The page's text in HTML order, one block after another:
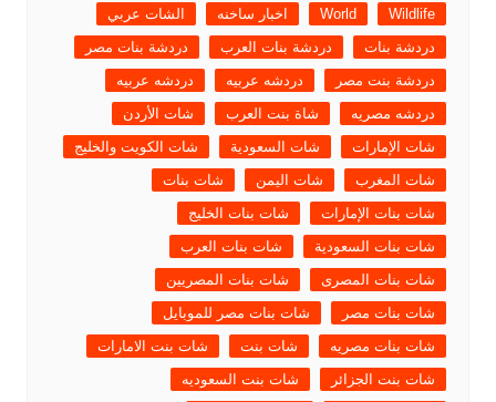
Wildlife
World اخبار ساخنه
الشات عربي
دردشة بنات
دردشة بنات العرب
دردشة بنات مصر
دردشة بنت مصر
دردشه عربيه
دردشه عربيه
دردشه مصريه
شاة بنت العرب
شات الأردن
شات الإمارات
شات السعودية
شات الكويت والخليج
شات المغرب
شات اليمن
شات بنات
شات بنات الإمارات
شات بنات الخليج
شات بنات السعودية
شات بنات العرب
شات بنات المصرى
شات بنات المصريين
شات بنات مصر
شات بنات مصر للموبايل
شات بنات مصريه
شات بنت
شات بنت الامارات
شات بنت الجزائر
شات بنت السعوديه